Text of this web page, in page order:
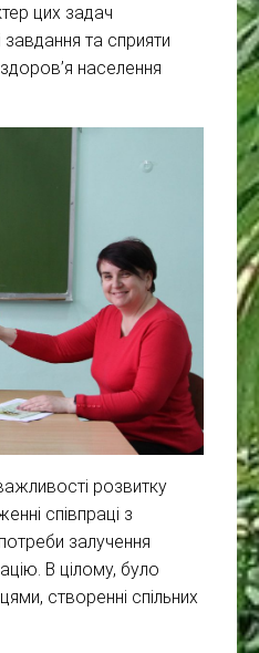
цих задач
завдання та сприяти
населення
розвитку
співпраці з
залучення
В цілому, було
створенні спільних